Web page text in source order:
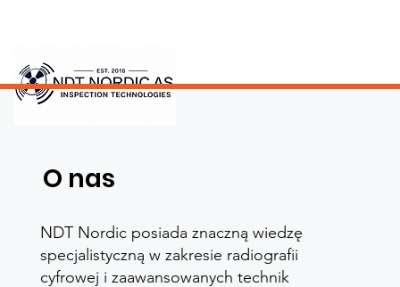
O nas
NDT Nordic posiada znaczną wiedzę
specjalistyczną w zakresie radiografii
cyfrowej i zaawansowanych technik